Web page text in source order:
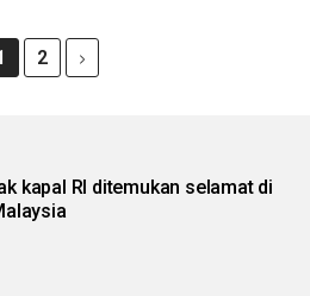
2
kapal RI ditemukan selamat di